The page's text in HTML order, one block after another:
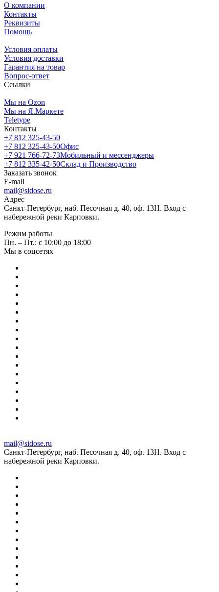
О компании
Контакты
Реквизиты
Помощь
Условия оплаты
Условия доставки
Гарантия на товар
Вопрос-ответ
Ссылки
Мы на Ozon
Мы на Я.Маркете
Teletype
Контакты
+7 812 325-43-50
+7 812 325-43-50Офис
+7 921 766-72-73Мобильный и мессенджеры
+7 812 335-42-50Склад и Производство
Заказать звонок
E-mail
mail@sidose.ru
Адрес
Санкт-Петербург, наб. Песочная д. 40, оф. 13Н. Вход с
набережной реки Карповки.
Режим работы
Пн. – Пт.: с 10:00 до 18:00
Мы в соцсетях
mail@sidose.ru
Санкт-Петербург, наб. Песочная д. 40, оф. 13Н. Вход с
набережной реки Карповки.